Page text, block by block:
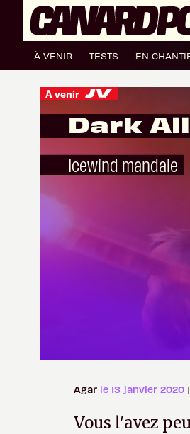
À VENIR TESTS EN
À venir
Dark
Icewind mandale
Agar le 13 janvier 2020
Vous l'avez